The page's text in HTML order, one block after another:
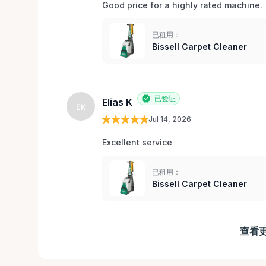
Good price for a highly rated machine.
已租用：
Bissell Carpet Cleaner
EK Elias K 已验证
Jul 14, 2026
Excellent service
已租用：
Bissell Carpet Cleaner
查看